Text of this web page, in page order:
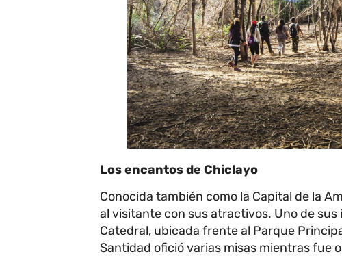
Los encantos de Chiclayo
Conocida también como la Capital de la
al visitante con sus atractivos. Uno de sus
Catedral, ubicada frente al Parque
Santidad ofició varias misas mientras fue